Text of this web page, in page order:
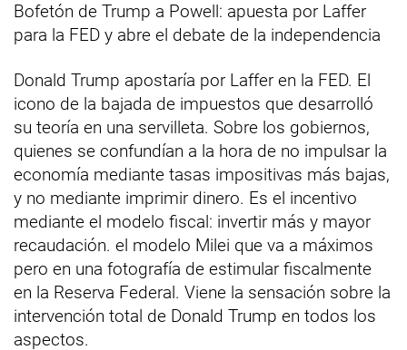
Bofetón de Trump a Powell: apuesta por Laffer
para la FED y abre el debate de la independencia
Donald Trump apostaría por Laffer en la FED. El
icono de la bajada de impuestos que desarrolló
su teoría en una servilleta. Sobre los gobiernos,
quienes se confundían a la hora de no impulsar la
economía mediante tasas impositivas más bajas,
y no mediante imprimir dinero. Es el incentivo
mediante el modelo fiscal: invertir más y mayor
recaudación. el modelo Milei que va a máximos
pero en una fotografía de estimular fiscalmente
en la Reserva Federal. Viene la sensación sobre la
intervención total de Donald Trump en todos los
aspectos.